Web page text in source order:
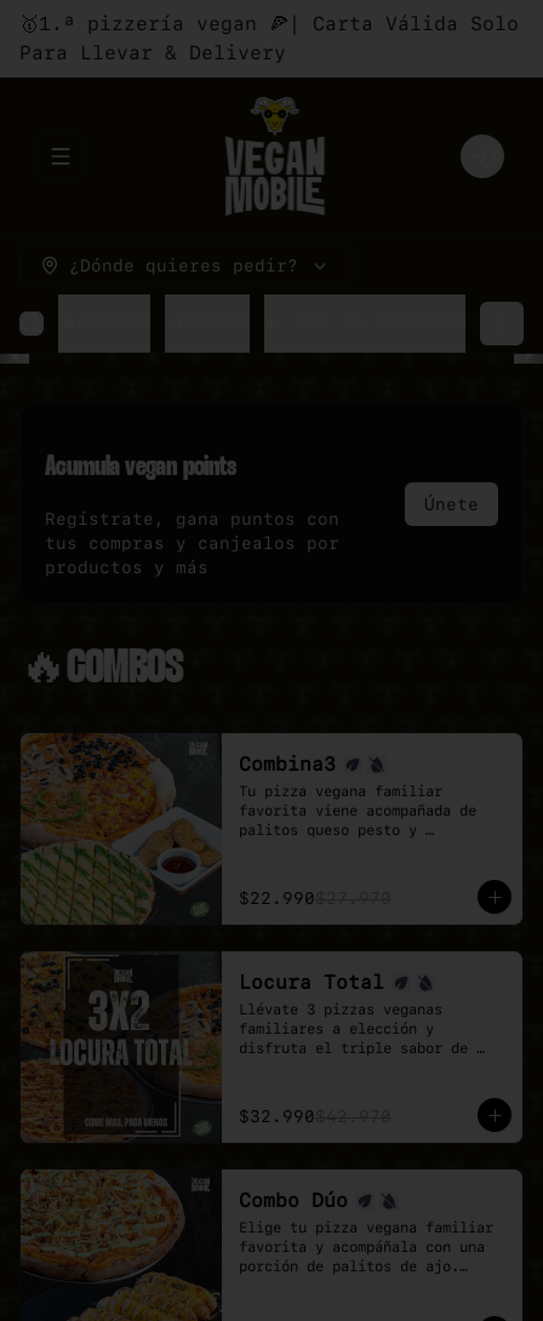
🥇1.ª pizzería vegan 🍕| Carta Válida Solo
Para Llevar & Delivery
Abrir menu de navegación Login
¿Dónde quieres pedir?
Acumulavegan points
Regístrate, gana puntos con
tus compras y canjealos por
productos y más
Únete
🔥COMBOS
Combina3
Tu pizza vegana familiar
favorita viene acompañada de
palitos queso pesto y
contundente y pensada para
quienes buscan mas sabores.
$22.990
Locura Total
Llévate 3 pizzas veganas
familiares a elección y
disfruta el triple sabor de
reuniones de trabajo o fines de
semana con hambre de pizza
vegana.
$32.990
Combo Dúo
Elige tu pizza vegana familiar
favorita y acompáñala con una
porción de palitos de ajo.